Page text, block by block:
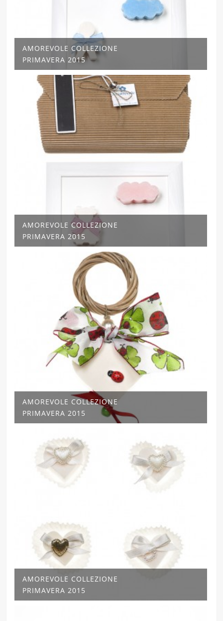
AMOREVOLE COLLEZIONE
PRIMAVERA 2015
AMOREVOLE COLLEZIONE
PRIMAVERA 2015
AMOREVOLE COLLEZIONE
PRIMAVERA 2015
AMOREVOLE COLLEZIONE
PRIMAVERA 2015